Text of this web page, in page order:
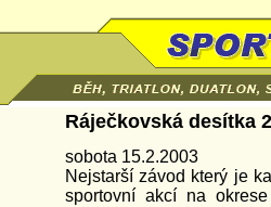
Ráječkovská desítka
sobota 15.2.2003
Nejstarší závod který je
sportovní akcí na